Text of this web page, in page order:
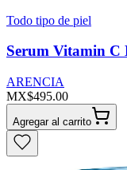
Todo tipo de piel
Serum Vitamin C
ARENCIA
MX$495.00
Agregar al carrito